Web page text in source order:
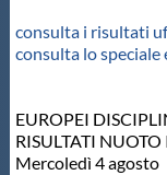
consulta i risultati
consulta lo speciale
EUROPEI
RISULTATI
Mercoledì 4 agosto